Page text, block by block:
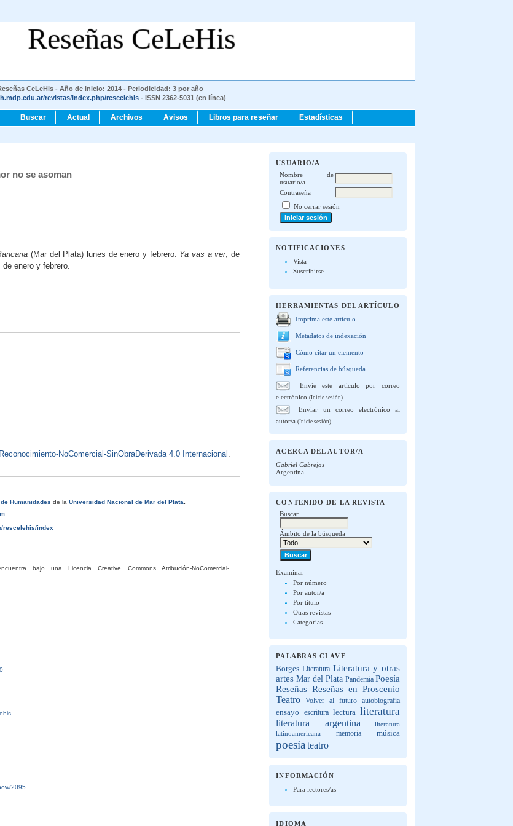
Reseñas CeLeHis
CeLeHis - Año de inicio: 2014 - Periodicidad: 3 por año
revistas/index.php/rescelehis - ISSN 2362-5031 (en línea)
USUARIO/A
Nombre de
usuario/a
Contraseña
No cerrar sesión
NOTIFICACIONES
Vista
Suscribirse
HERRAMIENTAS DEL ARTÍCULO
Imprima este artículo
Metadatos de indexación
Cómo citar un elemento
Referencias de búsqueda
Envíe este artículo por correo
electrónico(Inicie sesión)
Enviar un correo electrónico al
autor/a(Inicie sesión)
ACERCA DEL AUTOR/A
Gabriel Cabrejas
Argentina
CONTENIDO DE LA REVISTA
Buscar
Ámbito de la búsqueda
Examinar
Por número
Por autor/a
Por título
Otras revistas
Categorías
PALABRAS CLAVE
Borges Literatura Literatura y otras
artes Mar del Plata Pandemia Poesía
Reseñas Reseñas en Proscenio
Teatro Volver al futuro autobiografía
ensayo escritura lectura literatura
literatura argentina
literatura
latinoamericana
memoria música
poesía teatro
INFORMACIÓN
Para lectores/as
IDIOMA
Buscar Actual Archivos Avisos Libros para reseñar Estadísticas
no se asoman
(Mar del Plata) lunes de enero y febrero. Ya vas a ver, de
de enero y febrero.
NoComercial-SinObraDerivada 4.0 Internacional.
Humanidades de la Universidad Nacional de Mar del Plata.
rescelehis/index
bajo una Licencia Creative Commons Atribución-NoComercial-
2095